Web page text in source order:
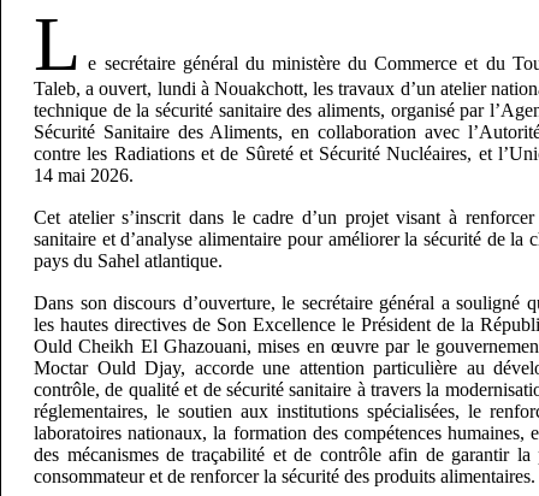
L e secrétaire général du ministère du Commerce et du
Taleb, a ouvert, lundi à Nouakchott, les travaux d’un atelier
technique de la sécurité sanitaire des aliments, organisé par
Sécurité Sanitaire des Aliments, en collaboration avec
contre les Radiations et de Sûreté et Sécurité Nucléaires, et
14 mai 2026.
Cet atelier s’inscrit dans le cadre d’un projet visant à
sanitaire et d’analyse alimentaire pour améliorer la sécurité de la
pays du Sahel atlantique.
Dans son discours d’ouverture, le secrétaire général a souligné
les hautes directives de Son Excellence le Président de la
Ould Cheikh El Ghazouani, mises en œuvre par le
Moctar Ould Djay, accorde une attention particulière au
contrôle, de qualité et de sécurité sanitaire à travers la
réglementaires, le soutien aux institutions spécialisées, le
laboratoires nationaux, la formation des compétences humaines,
des mécanismes de traçabilité et de contrôle afin de garantir
consommateur et de renforcer la sécurité des produits alimentaires.